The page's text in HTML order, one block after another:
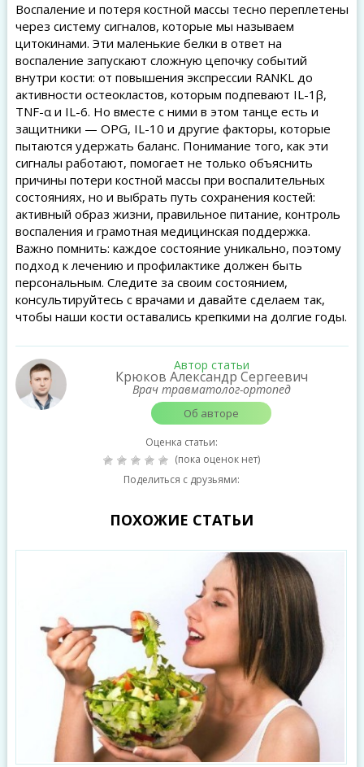
Воспаление и потеря костной массы тесно переплетены
через систему сигналов, которые мы называем
цитокинами. Эти маленькие белки в ответ на
воспаление запускают сложную цепочку событий
внутри кости: от повышения экспрессии RANKL до
активности остеокластов, которым подпевают IL-1β,
TNF-α и IL-6. Но вместе с ними в этом танце есть и
защитники — OPG, IL-10 и другие факторы, которые
пытаются удержать баланс. Понимание того, как эти
сигналы работают, помогает не только объяснить
причины потери костной массы при воспалительных
состояниях, но и выбрать путь сохранения костей:
активный образ жизни, правильное питание, контроль
воспаления и грамотная медицинская поддержка.
Важно помнить: каждое состояние уникально, поэтому
подход к лечению и профилактике должен быть
персональным. Следите за своим состоянием,
консультируйтесь с врачами и давайте сделаем так,
чтобы наши кости оставались крепкими на долгие годы.
Автор статьи
Крюков Александр Сергеевич
Врач травматолог-ортопед
Об авторе
Оценка статьи:
(пока оценок нет)
Поделиться с друзьями:
ПОХОЖИЕ СТАТЬИ